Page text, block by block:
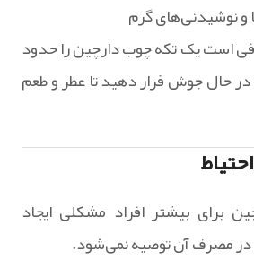
نوشیدنی‌های گرم
است یک تکه چوب دارچین را حدود
آب در حال جوش قرار دهید تا عطر و طعم
برای بیشتر افراد مشکلی ایجاد
در مصرف آن توصیه نمی‌شود.